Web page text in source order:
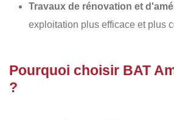
Travaux de rénovation et
exploitation plus efficace et plus
Pourquoi choisir BAT
?